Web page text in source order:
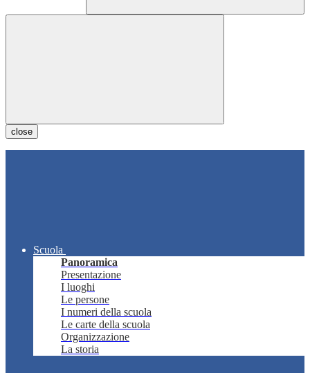
close
Scuola
Panoramica
Presentazione
I luoghi
Le persone
I numeri della scuola
Le carte della scuola
Organizzazione
La storia